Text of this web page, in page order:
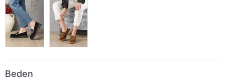
Beden